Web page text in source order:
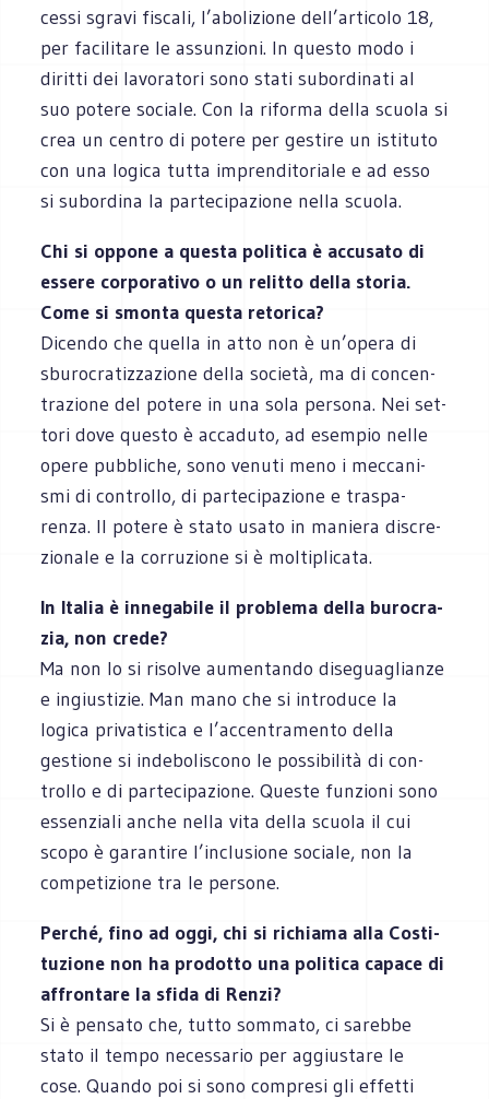
cessi sgravi fiscali, l’abolizione dell’articolo 18,
per faci­li­tare le assun­zioni. In que­sto modo i
diritti dei lavo­ra­tori sono stati subor­di­nati al
suo potere sociale. Con la riforma della scuola si
crea un cen­tro di potere per gestire un isti­tuto
con una logica tutta impren­di­to­riale e ad esso
si subor­dina la par­te­ci­pa­zione nella scuola.
Chi si oppone a que­sta poli­tica è accu­sato di
essere cor­po­ra­tivo o un relitto della sto­ria.
Come si smonta que­sta reto­rica?
Dicendo che quella in atto non è un’opera di
sbu­ro­cra­tiz­za­zione della società, ma di con­cen­
tra­zione del potere in una sola per­sona. Nei set­
tori dove que­sto è acca­duto, ad esem­pio nelle
opere pub­bli­che, sono venuti meno i mec­ca­ni­
smi di con­trollo, di par­te­ci­pa­zione e tra­spa­
renza. Il potere è stato usato in maniera discre­
zio­nale e la cor­ru­zione si è moltiplicata.
In Ita­lia è inne­ga­bile il pro­blema della buro­cra­
zia, non crede?
Ma non lo si risolve aumen­tando dise­gua­glianze
e ingiu­sti­zie. Man mano che si intro­duce la
logica pri­va­ti­stica e l’accentramento della
gestione si inde­bo­li­scono le pos­si­bi­lità di con­
trollo e di par­te­ci­pa­zione. Que­ste fun­zioni sono
essen­ziali anche nella vita della scuola il cui
scopo è garan­tire l’inclusione sociale, non la
com­pe­ti­zione tra le persone.
Per­ché, fino ad oggi, chi si richiama alla Costi­
tu­zione non ha pro­dotto una poli­tica capace di
affron­tare la sfida di Renzi?
Si è pen­sato che, tutto som­mato, ci sarebbe
stato il tempo neces­sa­rio per aggiu­stare le
cose. Quando poi si sono com­presi gli effetti